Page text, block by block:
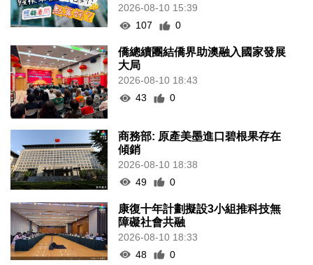
2026-08-10 15:39
107
0
僑總續團結僑界助澳融入國家發展
大局
2026-08-10 18:43
43
0
商務部: 原產美墨進口碧根果存在
傾銷
2026-08-10 18:38
49
0
康復十年計劃擬設3小組推科技無
障礙社會共融
2026-08-10 18:33
48
0